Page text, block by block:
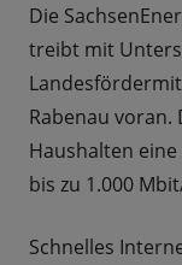
Die
treibt mit
Rabenau voran.
Haushalten
bis zu 1.000
Schnelles